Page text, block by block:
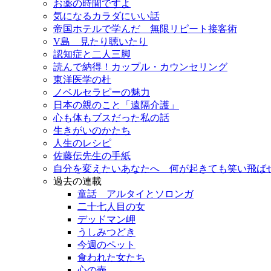
お薬の時間ですよ
気になるカラダにいい話
帝国ホテルで学んだ 無限リピート接客術
V島 見たり聴いたり
認知症と二人三脚
読んで納得！カップル・カウンセリング
東洋医学の杜
ノベルセラピーの魅力
日本の親のこと「遠隔介護」
心も体もブスだった私の話
生きがいのかたち
人生のレシピ
佐藤伝先生の手紙
自分を変えたいあなたへ 何が起きても笑い飛ば
過去の連載
童話 アルタイとソロンガ
二十七人目の女
デッドマン岬
うしみつどき
今週のペット
食われた女たち